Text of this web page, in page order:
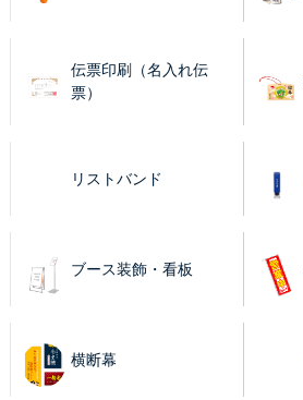
伝票印刷（名入れ伝
票）
リストバンド
ブース装飾・看板
横断幕